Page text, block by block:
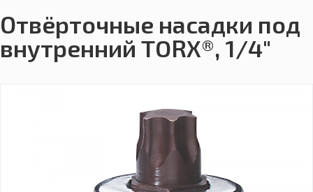
Отвёрточные насадки под
внутренний TORX®, 1/4"